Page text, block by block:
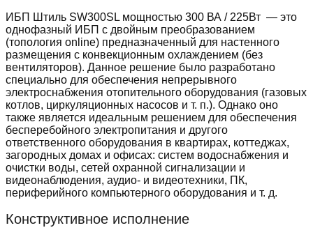
ИБП Штиль SW300SL мощностью 300 ВА / 225Вт — это
однофазный ИБП с двойным преобразованием
(топология online) предназначенный для настенного
размещения с конвекционным охлаждением (без
вентиляторов). Данное решение было разработано
специально для обеспечения непрерывного
электроснабжения отопительного оборудования (газовых
котлов, циркуляционных насосов и т. п.). Однако оно
также является идеальным решением для обеспечения
бесперебойного электропитания и другого
ответственного оборудования в квартирах, коттеджах,
загородных домах и офисах: систем водоснабжения и
очистки воды, сетей охранной сигнализации и
видеонаблюдения, аудио- и видеотехники, ПК,
периферийного компьютерного оборудования и т. д.
Конструктивное исполнение